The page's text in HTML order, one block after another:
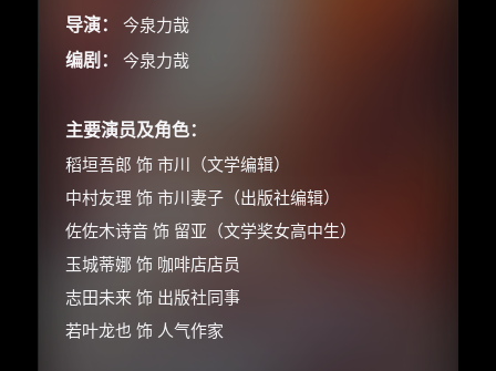
导演： 今泉力哉
编剧： 今泉力哉
主要演员及角色：
稻垣吾郎 饰 市川（文学编辑）
中村友理 饰 市川妻子（出版社编辑）
佐佐木诗音 饰 留亚（文学奖女高中生）
玉城蒂娜 饰 咖啡店店员
志田未来 饰 出版社同事
若叶龙也 饰 人气作家